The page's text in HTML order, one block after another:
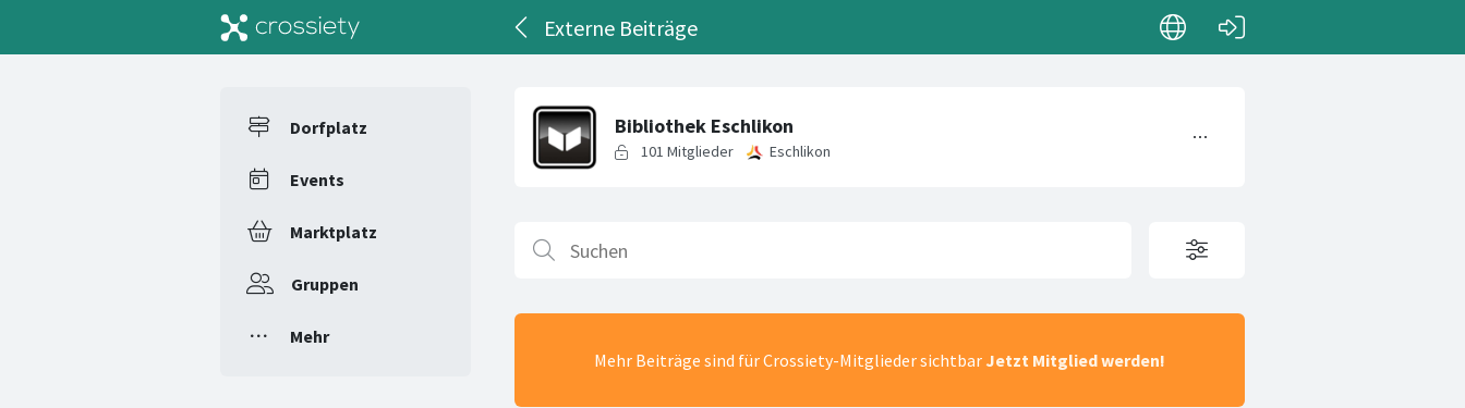
Externe Beiträge
Dorfplatz
Events
Marktplatz
Gruppen
Mehr
Mehr Beiträge sind für Crossiety-Mitglieder sichtbar Jetzt Mitglied werden!